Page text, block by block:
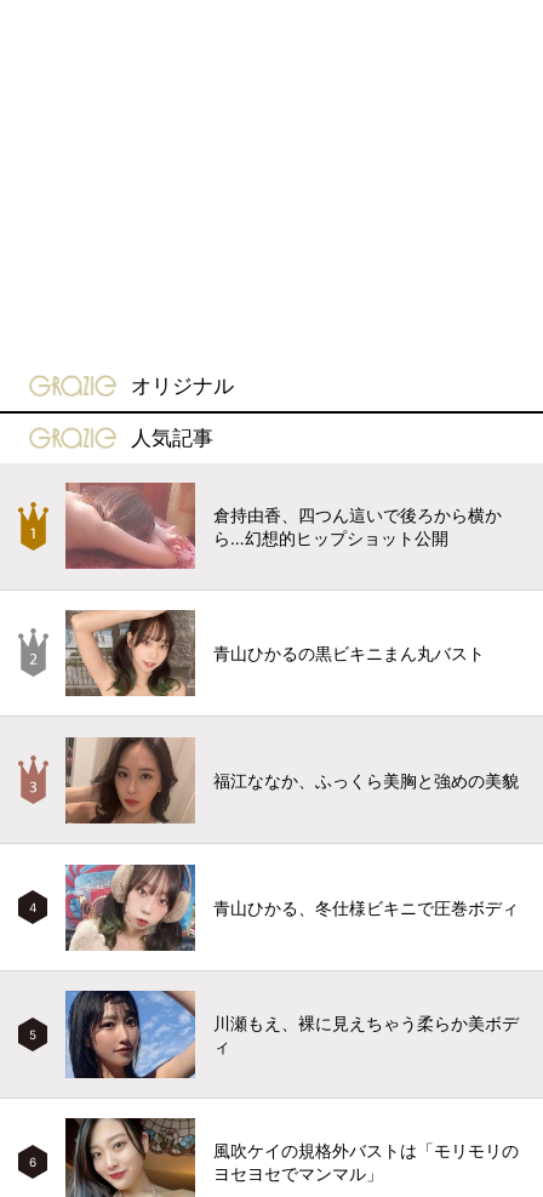
gravure-grazie
オリジナル
gravure-grazie
人気記事
倉持由香、四つん這いで後ろから横か
ら…幻想的ヒップショット公開
青山ひかるの黒ビキニまん丸バスト
福江ななか、ふっくら美胸と強めの美貌
4 青山ひかる、冬仕様ビキニで圧巻ボディ
5
川瀬もえ、裸に見えちゃう柔らか美ボデ
ィ
6
風吹ケイの規格外バストは「モリモリの
ヨセヨセでマンマル」